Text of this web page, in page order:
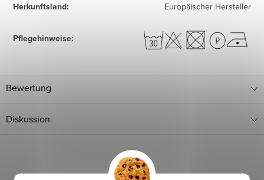
Herkunftsland: Europäischer Hersteller
Pflegehinweise:
Bewertung
Diskussion